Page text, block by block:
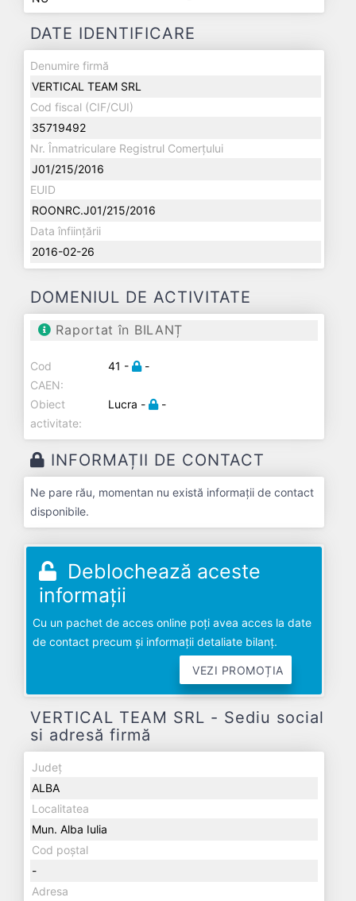
DATE IDENTIFICARE
Denumire firmă
VERTICAL TEAM SRL
Cod fiscal (CIF/CUI)
35719492
Nr. Înmatriculare Registrul Comerțului
J01/215/2016
EUID
ROONRC.J01/215/2016
Data înființării
2016-02-26
DOMENIUL DE ACTIVITATE
Raportat în BILANȚ
Cod
CAEN:
41 - -
Obiect
activitate:
Lucra - -
INFORMAȚII DE CONTACT
Ne pare rău, momentan nu există informații de contact
disponibile.
Deblochează aceste
informații
Cu un pachet de acces online poți avea acces la date
de contact precum și informații detaliate bilanț.
VEZI PROMOȚIA
VERTICAL TEAM SRL - Sediu social
si adresă firmă
Județ
ALBA
Localitatea
Mun. Alba Iulia
Cod poștal
-
Adresa